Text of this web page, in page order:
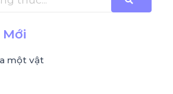
một vật